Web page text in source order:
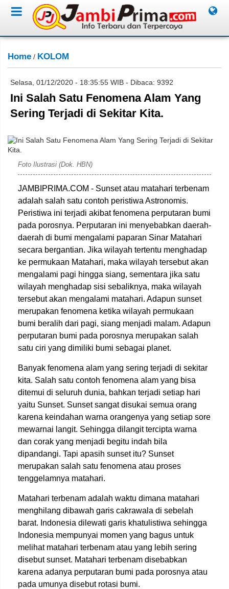
Home / KOLOM
Selasa, 01/12/2020 - 18:35:55 WIB - Dibaca: 9392
Ini Salah Satu Fenomena Alam Yang
Sering Terjadi di Sekitar Kita.
Foto Ilustrasi (Dok. HBN)
JAMBIPRIMA.COM - Sunset atau matahari terbenam
adalah salah satu contoh peristiwa Astronomis.
Peristiwa ini terjadi akibat fenomena perputaran bumi
pada porosnya. Perputaran ini menyebabkan daerah-
daerah di bumi mengalami paparan Sinar Matahari
secara bergantian. Jika wilayah tertentu menghadap
ke permukaan Matahari, maka wilayah tersebut akan
mengalami pagi hingga siang, sementara jika satu
wilayah menghadap sisi sebaliknya, maka wilayah
tersebut akan mengalami matahari. Adapun sunset
merupakan fenomena ketika wilayah permukaan
bumi beralih dari pagi, siang menjadi malam. Adapun
perputaran bumi pada porosnya merupakan salah
satu ciri yang dimiliki bumi sebagai planet.
Banyak fenomena alam yang sering terjadi di sekitar
kita. Salah satu contoh fenomena alam yang bisa
ditemui di seluruh dunia, bahkan terjadi setiap hari
yaitu Sunset. Sunset sangat disukai semua orang
karena keindahan warna orangenya yang setiap sore
mewarnai langit. Sehingga dilangit tercipta warna
dan corak yang menjadi begitu indah bila
dipandangi. Tapi apasih sunset itu? Sunset
merupakan salah satu fenomena atau proses
tenggelamnya matahari.
Matahari terbenam adalah waktu dimana matahari
menghilang dibawah garis cakrawala di sebelah
barat. Indonesia dilewati garis khatulistiwa sehingga
Indonesia mempunyai momen yang bagus untuk
melihat matahari terbenam atau yang lebih sering
disebut sunset. Matahari terbenam disebabkan
karena adanya perputaran bumi pada porosnya atau
pada umunya disebut rotasi bumi.